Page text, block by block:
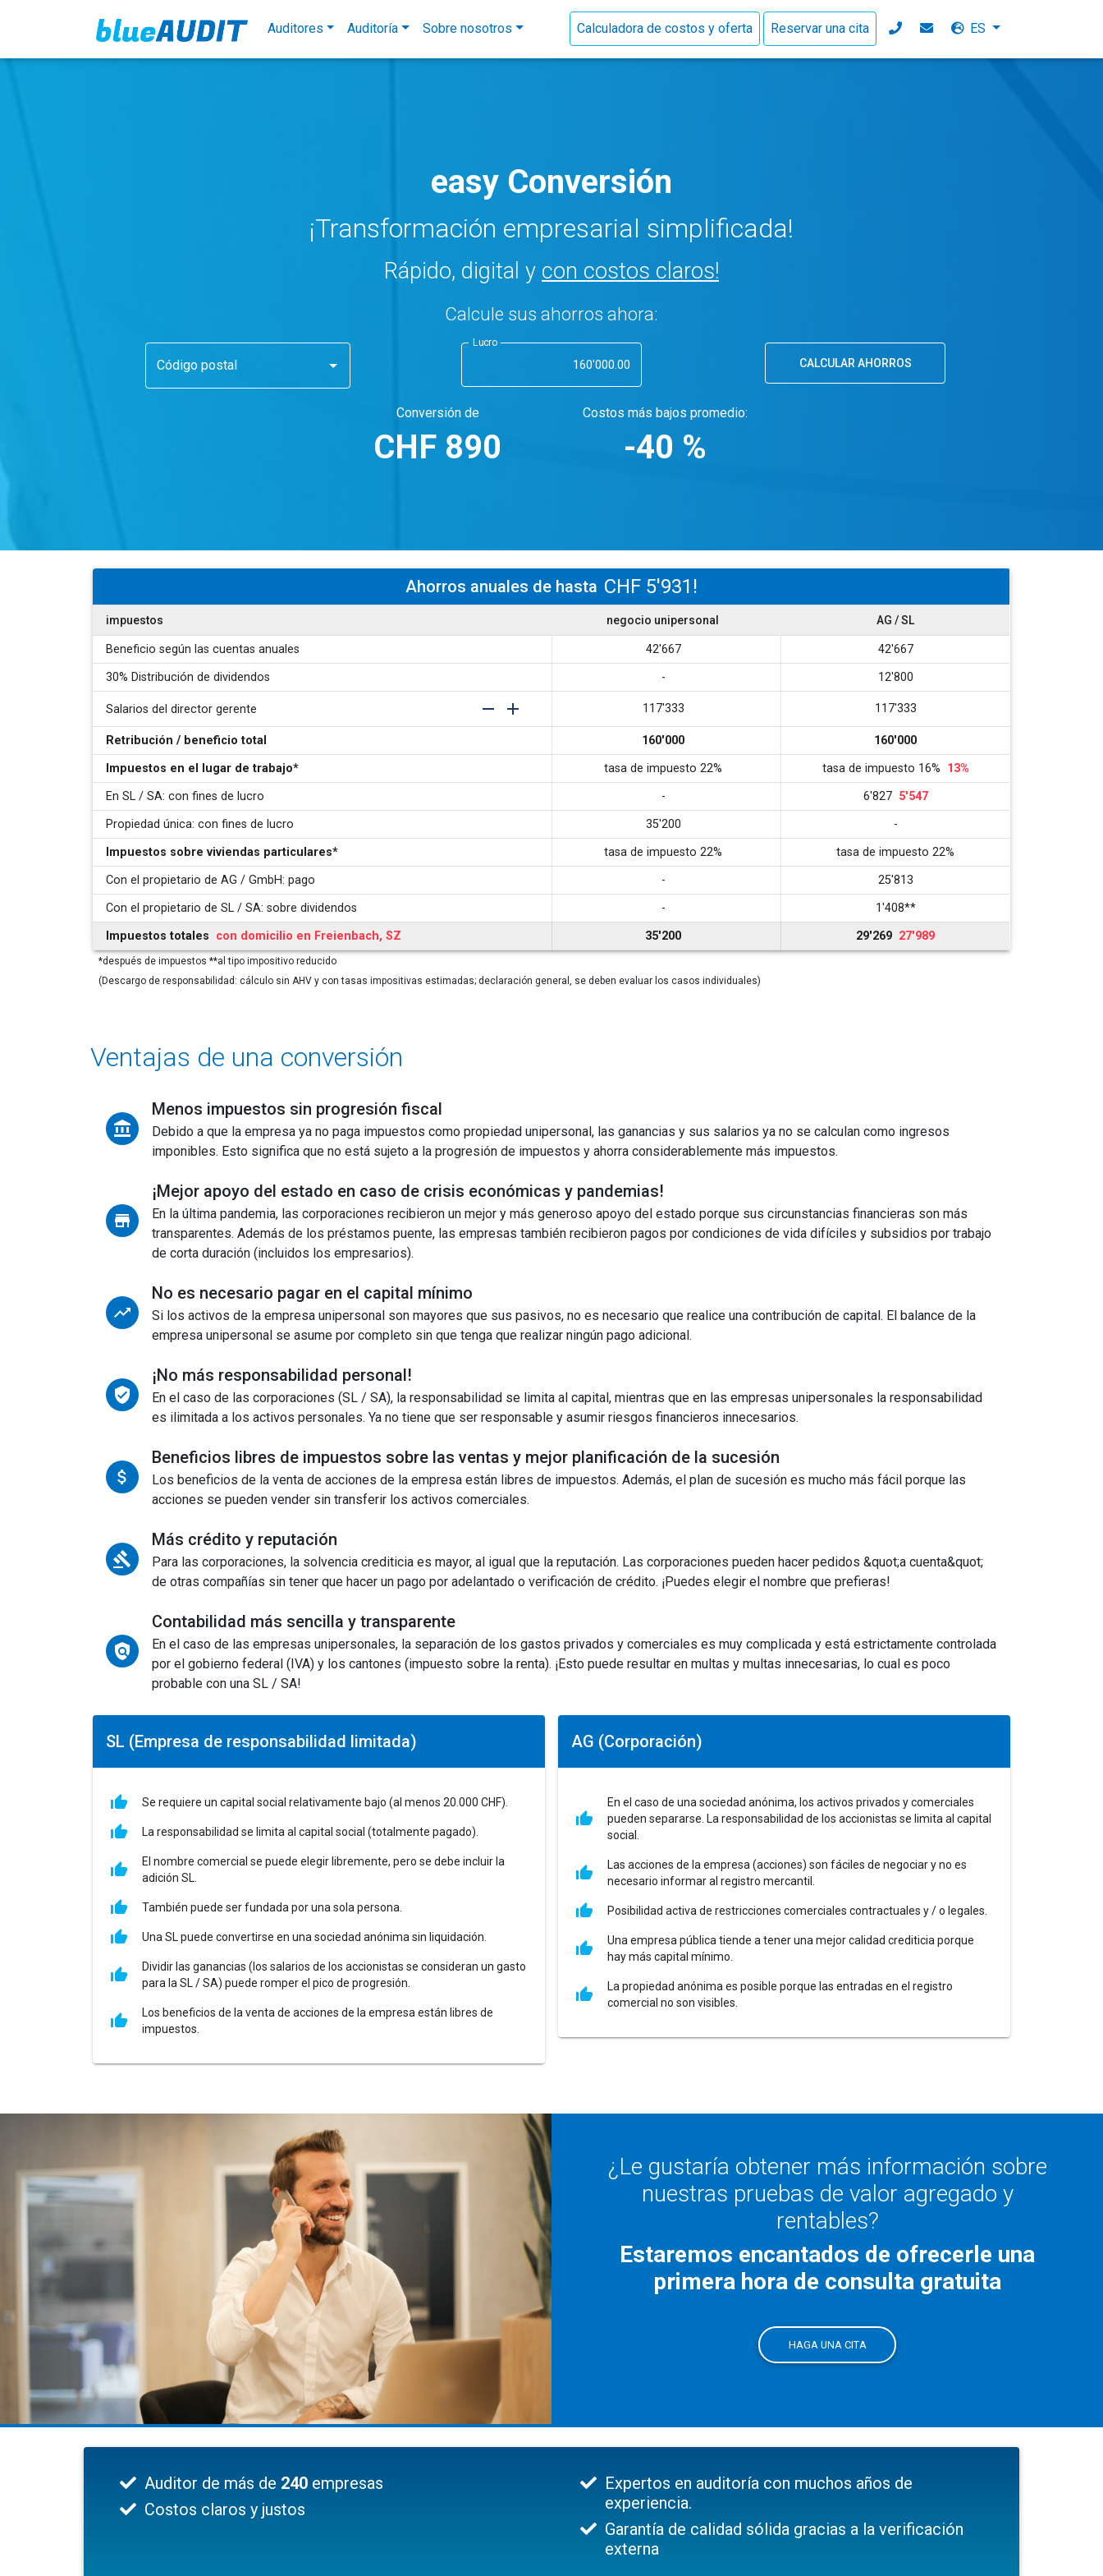
Auditores Auditoría Sobre nosotros Calculadora de costos y oferta Reservar una cita ES
easy Conversión
¡Transformación empresarial simplificada!
Rápido, digital y con costos claros!
Calcule sus ahorros ahora:
Código postal
Lucro
CALCULAR AHORROS
Conversión de
CHF 890
Costos más bajos promedio:
-40 %
Ahorros anuales de hasta CHF 5'931 !
impuestos negocio unipersonal AG / SL
Beneficio según las cuentas anuales 42'667
42'667
30% Distribución de dividendos - 12'800
Salarios del director gerente 117'333 117'333
Retribución / beneficio total 160'000
160'000
Impuestos en el lugar de trabajo* tasa de impuesto 22% tasa de impuesto 16% 13%
En SL / SA: con fines de lucro
- 6'827 5'547
Propiedad única: con fines de lucro
35'200
-
Impuestos sobre viviendas particulares* tasa de impuesto 22%
tasa de impuesto 22%
Con el propietario de AG / GmbH: pago
-
25'813
Con el propietario de SL / SA: sobre dividendos
- 1'408**
Impuestos totales con domicilio en Freienbach, SZ 35'200 29'269 27'989
*después de impuestos **al tipo impositivo reducido
(Descargo de responsabilidad: cálculo sin AHV y con tasas impositivas estimadas; declaración general, se deben evaluar los casos individuales)
Ventajas de una conversión
Menos impuestos sin progresión fiscal
Debido a que la empresa ya no paga impuestos como propiedad unipersonal, las ganancias y sus salarios ya no se calculan como ingresos
imponibles. Esto significa que no está sujeto a la progresión de impuestos y ahorra considerablemente más impuestos.
¡Mejor apoyo del estado en caso de crisis económicas y pandemias!
En la última pandemia, las corporaciones recibieron un mejor y más generoso apoyo del estado porque sus circunstancias financieras son más
transparentes. Además de los préstamos puente, las empresas también recibieron pagos por condiciones de vida difíciles y subsidios por trabajo
de corta duración (incluidos los empresarios).
No es necesario pagar en el capital mínimo
Si los activos de la empresa unipersonal son mayores que sus pasivos, no es necesario que realice una contribución de capital. El balance de la
empresa unipersonal se asume por completo sin que tenga que realizar ningún pago adicional.
¡No más responsabilidad personal!
En el caso de las corporaciones (SL / SA), la responsabilidad se limita al capital, mientras que en las empresas unipersonales la responsabilidad
es ilimitada a los activos personales. Ya no tiene que ser responsable y asumir riesgos financieros innecesarios.
Beneficios libres de impuestos sobre las ventas y mejor planificación de la sucesión
Los beneficios de la venta de acciones de la empresa están libres de impuestos. Además, el plan de sucesión es mucho más fácil porque las
acciones se pueden vender sin transferir los activos comerciales.
Más crédito y reputación
Para las corporaciones, la solvencia crediticia es mayor, al igual que la reputación. Las corporaciones pueden hacer pedidos &quot;a cuenta&quot;
de otras compañías sin tener que hacer un pago por adelantado o verificación de crédito. ¡Puedes elegir el nombre que prefieras!
Contabilidad más sencilla y transparente
En el caso de las empresas unipersonales, la separación de los gastos privados y comerciales es muy complicada y está estrictamente controlada
por el gobierno federal (IVA) y los cantones (impuesto sobre la renta). ¡Esto puede resultar en multas y multas innecesarias, lo cual es poco
probable con una SL / SA!
SL (Empresa de responsabilidad limitada)
Se requiere un capital social relativamente bajo (al menos 20.000 CHF).
La responsabilidad se limita al capital social (totalmente pagado).
El nombre comercial se puede elegir libremente, pero se debe incluir la
adición SL.
También puede ser fundada por una sola persona.
Una SL puede convertirse en una sociedad anónima sin liquidación.
Dividir las ganancias (los salarios de los accionistas se consideran un gasto
para la SL / SA) puede romper el pico de progresión.
Los beneficios de la venta de acciones de la empresa están libres de
impuestos.
AG (Corporación)
En el caso de una sociedad anónima, los activos privados y comerciales
pueden separarse. La responsabilidad de los accionistas se limita al capital
social.
Las acciones de la empresa (acciones) son fáciles de negociar y no es
necesario informar al registro mercantil.
Posibilidad activa de restricciones comerciales contractuales y / o legales.
Una empresa pública tiende a tener una mejor calidad crediticia porque
hay más capital mínimo.
La propiedad anónima es posible porque las entradas en el registro
comercial no son visibles.
¿Le gustaría obtener más información sobre
nuestras pruebas de valor agregado y
rentables?
Estaremos encantados de ofrecerle una
primera hora de consulta gratuita
HAGA UNA CITA
Auditor de más de 240 empresas
Costos claros y justos
Expertos en auditoría con muchos años de
experiencia.
Garantía de calidad sólida gracias a la verificación
externa